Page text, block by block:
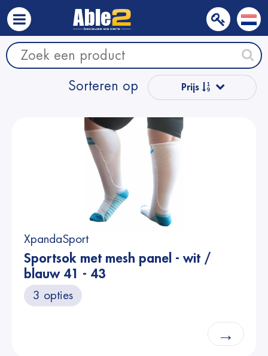
Sorteren op Prijs
Populair
Naam van A
tot Z
Naam van Z
naar A
XpandaSport
Sportsok met mesh panel - wit /
blauw 41 - 43
3 opties
→